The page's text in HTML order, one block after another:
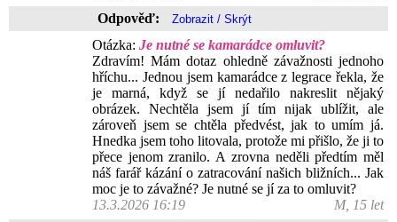
Odpověď:
Otázka: Je nutné se kamarádce omluvit?
Zdravím! Mám dotaz ohledně závažnosti jednoho
hříchu... Jednou jsem kamarádce z legrace řekla, že
je marná, když se jí nedařilo nakreslit nějaký
obrázek. Nechtěla jsem jí tím nijak ublížit, ale
zároveň jsem se chtěla předvést, jak to umím já.
Hnedka jsem toho litovala, protože mi přišlo, že ji to
přece jenom zranilo. A zrovna neděli předtím měl
náš farář kázání o zatracování našich bližních... Jak
moc je to závažné? Je nutné se jí za to omluvit?
13.3.2026 16:19
M, 15 let